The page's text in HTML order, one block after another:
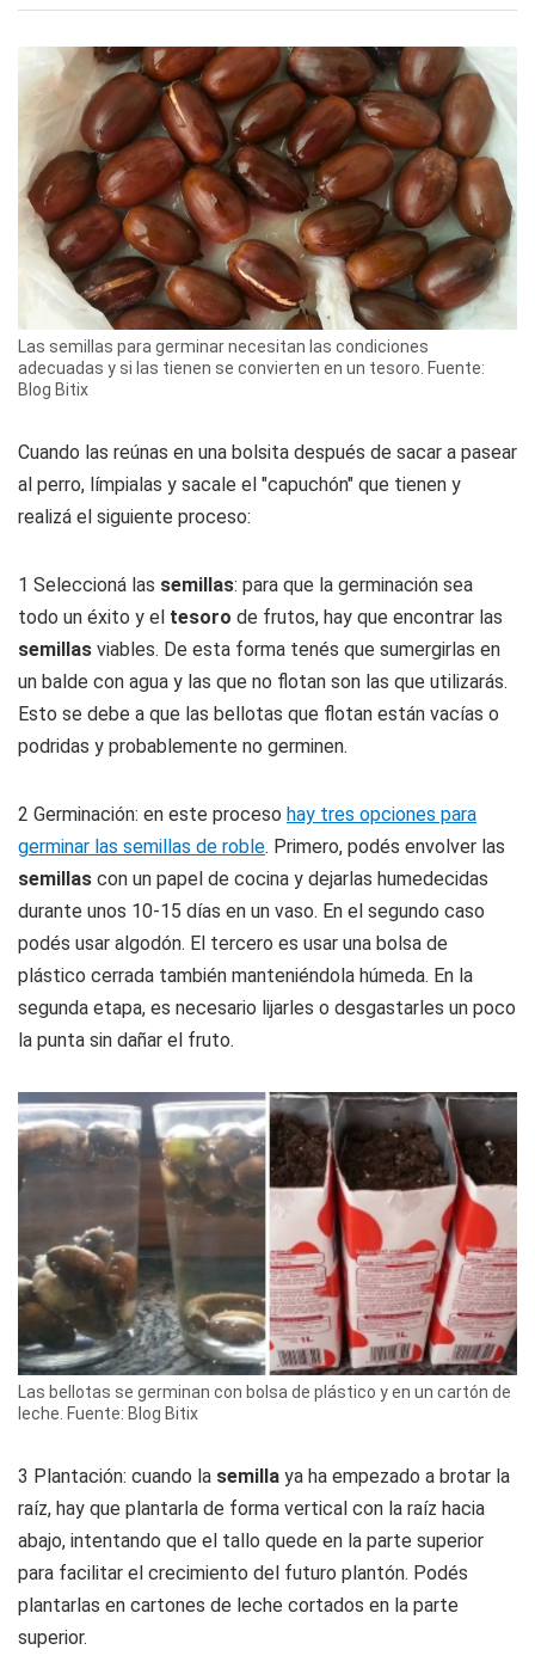
Las semillas para germinar necesitan las condiciones
adecuadas y si las tienen se convierten en un tesoro. Fuente:
Blog Bitix
Cuando las reúnas en una bolsita después de sacar a pasear
al perro, límpialas y sacale el "capuchón" que tienen y
realizá el siguiente proceso:
1 Seleccioná las semillas: para que la germinación sea
todo un éxito y el tesoro de frutos, hay que encontrar las
semillas viables. De esta forma tenés que sumergirlas en
un balde con agua y las que no flotan son las que utilizarás.
Esto se debe a que las bellotas que flotan están vacías o
podridas y probablemente no germinen.
2 Germinación: en este proceso hay tres opciones para
germinar las semillas de roble. Primero, podés envolver las
semillas con un papel de cocina y dejarlas humedecidas
durante unos 10-15 días en un vaso. En el segundo caso
podés usar algodón. El tercero es usar una bolsa de
plástico cerrada también manteniéndola húmeda. En la
segunda etapa, es necesario lijarles o desgastarles un poco
la punta sin dañar el fruto.
Las bellotas se germinan con bolsa de plástico y en un cartón de
leche. Fuente: Blog Bitix
3 Plantación: cuando la semilla ya ha empezado a brotar la
raíz, hay que plantarla de forma vertical con la raíz hacia
abajo, intentando que el tallo quede en la parte superior
para facilitar el crecimiento del futuro plantón. Podés
plantarlas en cartones de leche cortados en la parte
superior.